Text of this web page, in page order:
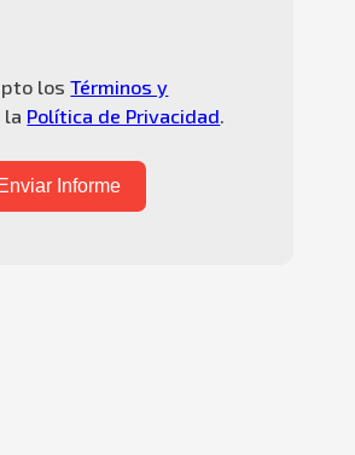
losTérminos y
la Política de Privacidad.
Enviar Informe